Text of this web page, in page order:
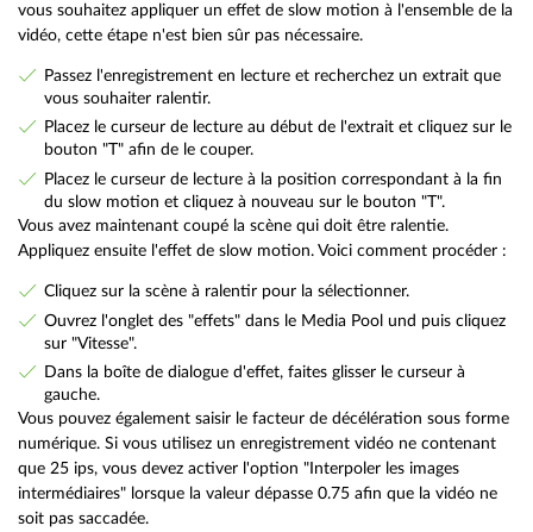
vous souhaitez appliquer un effet de slow motion à l'ensemble de la
vidéo, cette étape n'est bien sûr pas nécessaire.
Passez l'enregistrement en lecture et recherchez un extrait que
vous souhaiter ralentir.
Placez le curseur de lecture au début de l'extrait et cliquez sur le
bouton "T" afin de le couper.
Placez le curseur de lecture à la position correspondant à la fin
du slow motion et cliquez à nouveau sur le bouton "T".
Vous avez maintenant coupé la scène qui doit être ralentie.
Appliquez ensuite l'effet de slow motion. Voici comment procéder :
Cliquez sur la scène à ralentir pour la sélectionner.
Ouvrez l'onglet des "effets" dans le Media Pool und puis cliquez
sur "Vitesse".
Dans la boîte de dialogue d'effet, faites glisser le curseur à
gauche.
Vous pouvez également saisir le facteur de décélération sous forme
numérique. Si vous utilisez un enregistrement vidéo ne contenant
que 25 ips, vous devez activer l'option "Interpoler les images
intermédiaires" lorsque la valeur dépasse 0.75 afin que la vidéo ne
soit pas saccadée.